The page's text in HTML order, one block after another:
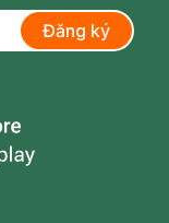
Đăng ký